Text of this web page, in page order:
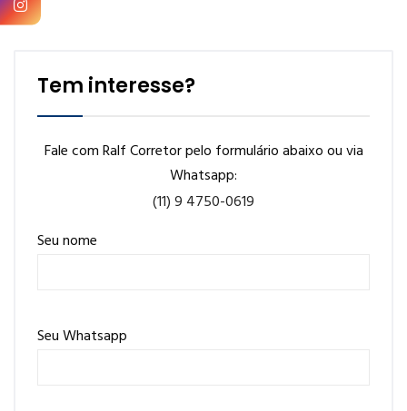
Tem interesse?
Fale com Ralf Corretor pelo formulário abaixo ou via
Whatsapp:
(11) 9 4750-0619
Seu nome
Seu Whatsapp